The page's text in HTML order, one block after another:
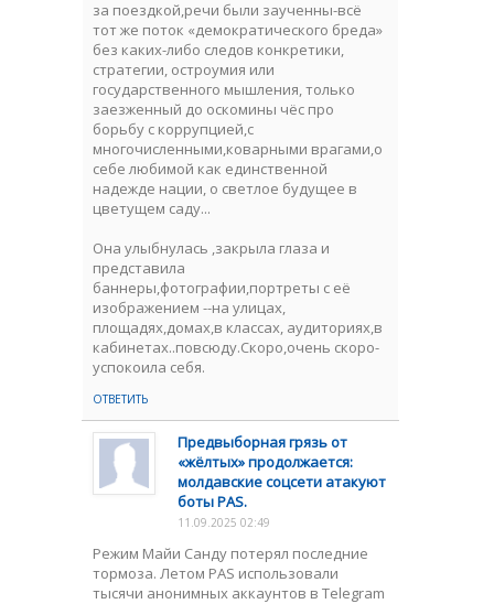
за поездкой,речи были заученны-всё
тот же поток «демократического бреда»
без каких-либо следов конкретики,
стратегии, остроумия или
государственного мышления, только
заезженный до оскомины чёс про
борьбу с коррупцией,с
многочисленными,коварными врагами,о
себе любимой как единственной
надежде нации, о светлое будущее в
цветущем саду...
Она улыбнулась ,закрыла глаза и
представила
баннеры,фотографии,портреты с её
изображением --на улицах,
площадях,домах,в классах, аудиториях,в
кабинетах..повсюду.Скоро,очень скоро-
успокоила себя.
ОТВЕТИТЬ
Предвыборная грязь от
«жёлтых» продолжается:
молдавские соцсети атакуют
боты PAS.
11.09.2025 02:49
Режим Майи Санду потерял последние
тормоза. Летом PAS использовали
тысячи анонимных аккаунтов в Telegram